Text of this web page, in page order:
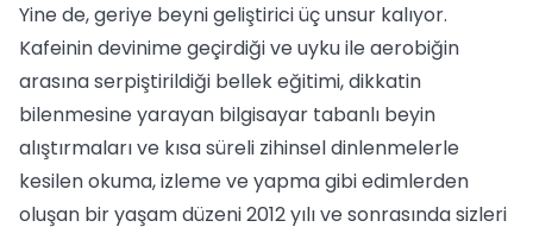
Yine de, geriye beyni geliştirici üç unsur kalıyor.
Kafeinin devinime geçirdiği ve uyku ile aerobiğin
arasına serpiştirildiği bellek eğitimi, dikkatin
bilenmesine yarayan bilgisayar tabanlı beyin
alıştırmaları ve kısa süreli zihinsel dinlenmelerle
kesilen okuma, izleme ve yapma gibi edimlerden
oluşan bir yaşam düzeni 2012 yılı ve sonrasında sizleri